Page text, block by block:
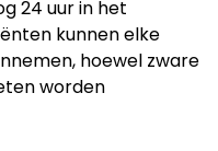
24 uur in het
kunnen elke
hoewel zware
worden